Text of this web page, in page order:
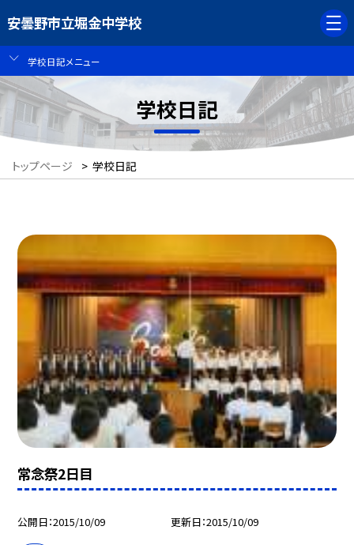
安曇野市立堀金中学校
学校日記メニュー
学校日記
トップページ > 学校日記
常念祭2日目
公開日 2015/10/09 更新日 2015/10/09